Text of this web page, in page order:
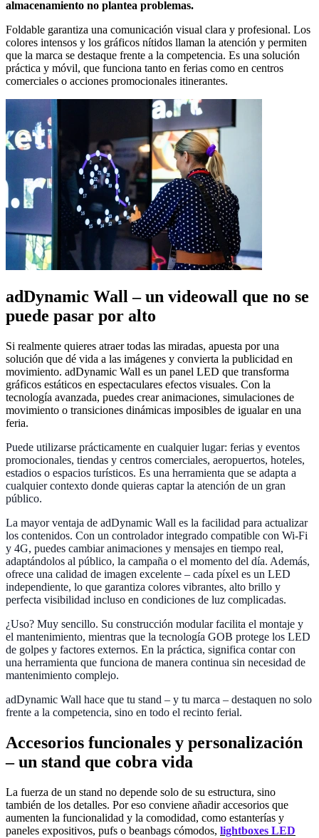
almacenamiento no plantea problemas.
Foldable garantiza una comunicación visual clara y profesional. Los
colores intensos y los gráficos nítidos llaman la atención y permiten
que la marca se destaque frente a la competencia. Es una solución
práctica y móvil, que funciona tanto en ferias como en centros
comerciales o acciones promocionales itinerantes.
adDynamic Wall – un videowall que no se
puede pasar por alto
Si realmente quieres atraer todas las miradas, apuesta por una
solución que dé vida a las imágenes y convierta la publicidad en
movimiento. adDynamic Wall es un panel LED que transforma
gráficos estáticos en espectaculares efectos visuales. Con la
tecnología avanzada, puedes crear animaciones, simulaciones de
movimiento o transiciones dinámicas imposibles de igualar en una
feria.
Puede utilizarse prácticamente en cualquier lugar: ferias y eventos
promocionales, tiendas y centros comerciales, aeropuertos, hoteles,
estadios o espacios turísticos. Es una herramienta que se adapta a
cualquier contexto donde quieras captar la atención de un gran
público.
La mayor ventaja de adDynamic Wall es la facilidad para actualizar
los contenidos. Con un controlador integrado compatible con Wi-Fi
y 4G, puedes cambiar animaciones y mensajes en tiempo real,
adaptándolos al público, la campaña o el momento del día. Además,
ofrece una calidad de imagen excelente – cada píxel es un LED
independiente, lo que garantiza colores vibrantes, alto brillo y
perfecta visibilidad incluso en condiciones de luz complicadas.
¿Uso? Muy sencillo. Su construcción modular facilita el montaje y
el mantenimiento, mientras que la tecnología GOB protege los LED
de golpes y factores externos. En la práctica, significa contar con
una herramienta que funciona de manera continua sin necesidad de
mantenimiento complejo.
adDynamic Wall hace que tu stand – y tu marca – destaquen no solo
frente a la competencia, sino en todo el recinto ferial.
Accesorios funcionales y personalización
– un stand que cobra vida
La fuerza de un stand no depende solo de su estructura, sino
también de los detalles. Por eso conviene añadir accesorios que
aumenten la funcionalidad y la comodidad, como estanterías y
paneles expositivos, pufs o beanbags cómodos, lightboxes LED